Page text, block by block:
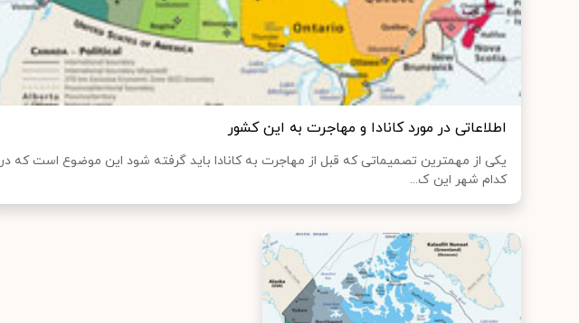
اطلاعاتی در مورد کانادا و مهاجرت به این کشور
یکی از مهمترین تصمیماتی که قبل از مهاجرت به کانادا باید گرفته شود این موضوع است که در
کدام شهر این ک...